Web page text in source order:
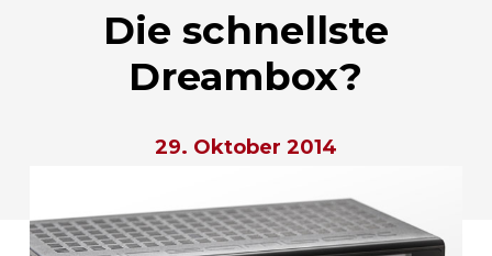
Die schnellste
Dreambox?
29. Oktober 2014